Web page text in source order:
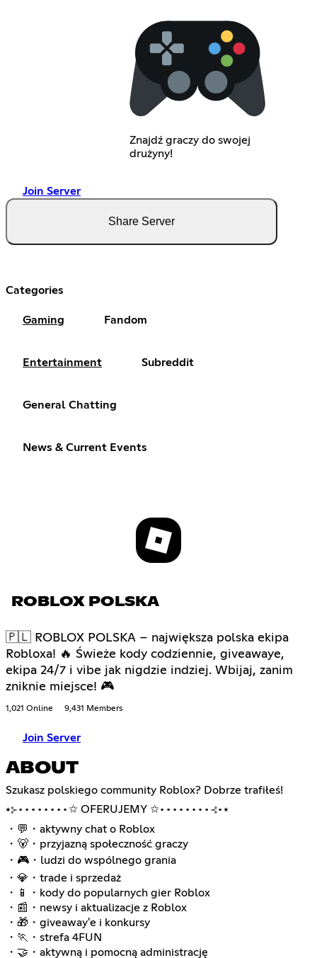
Znajdź graczy do swojej
drużyny!
Join Server
Share Server
Categories
Gaming Fandom
Entertainment Subreddit
General Chatting
News & Current Events
ROBLOX POLSKA
🇵🇱 ROBLOX POLSKA – największa polska ekipa
Robloxa! 🔥 Świeże kody codziennie, giveawaye,
ekipa 24/7 i vibe jak nigdzie indziej. Wbijaj, zanim
zniknie miejsce! 🎮
1,021 Online 9,431 Members
Join Server
ABOUT
Szukasz polskiego community Roblox? Dobrze trafiłeś!
⭑⊱••••••••✩ OFERUJEMY ✩••••••••⊰•⭑
・💬・aktywny chat o Roblox
・🐻・przyjazną społeczność graczy
・🎮・ludzi do wspólnego grania
・💎・trade i sprzedaż
・📱・kody do popularnych gier Roblox
・📰・newsy i aktualizacje z Roblox
・🎁・giveaway'e i konkursy
・🏃・strefa 4FUN
・🤝・aktywną i pomocną administrację